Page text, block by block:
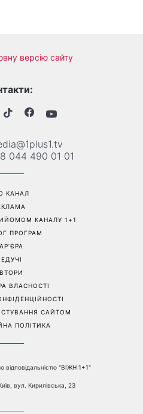
прості лайфхаки для
комфортної ночі